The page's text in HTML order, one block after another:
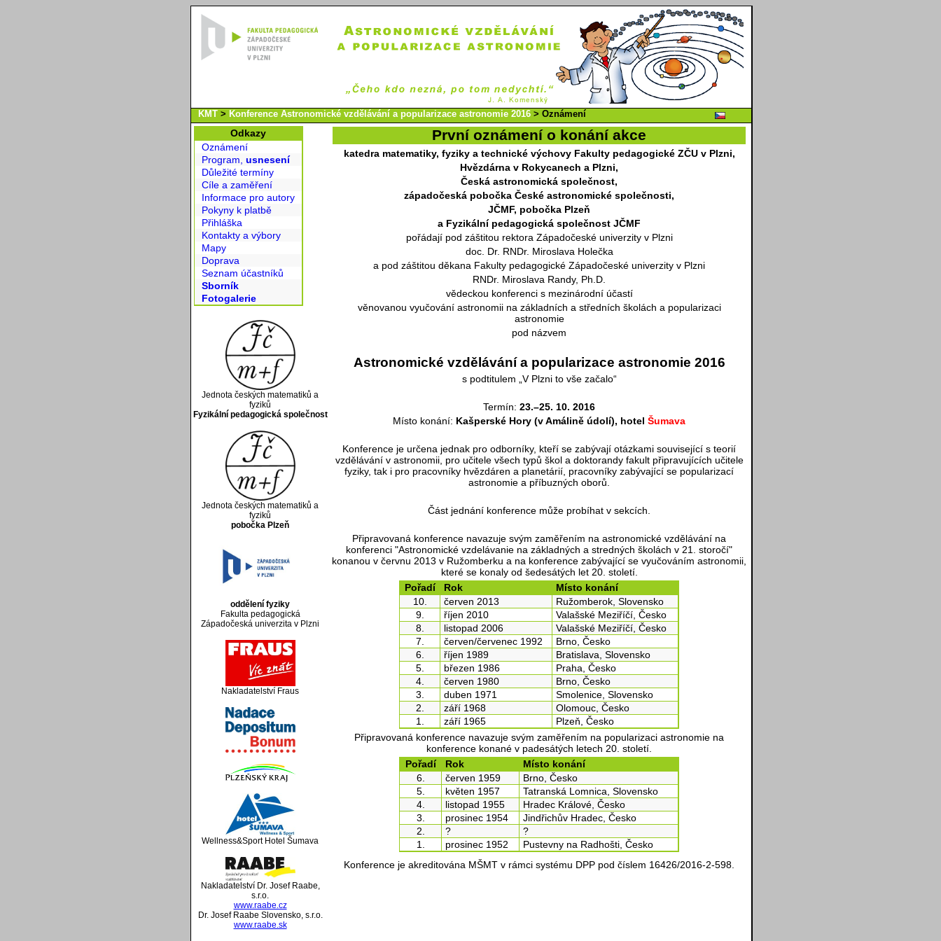
KMT > Konference Astronomické vzdělávání a popularizace astronomie 2016 > Oznámení
Odkazy
Oznámení
Program, usnesení
Důležité termíny
Cíle a zaměření
Informace pro autory
Pokyny k platbě
Přihláška
Kontakty a výbory
Mapy
Doprava
Seznam účastníků
Sborník
Fotogalerie
Jednota českých matematiků a
fyziků
Fyzikální pedagogická společnost
Jednota českých matematiků a
fyziků
pobočka Plzeň
oddělení fyziky
Fakulta pedagogická
Západočeská univerzita v Plzni
Nakladatelství Fraus
Wellness&Sport Hotel Šumava
Nakladatelství Dr. Josef Raabe,
s.r.o.
www.raabe.cz
Dr. Josef Raabe Slovensko, s.r.o.
www.raabe.sk
První oznámení o konání akce
katedra matematiky, fyziky a technické výchovy Fakulty pedagogické ZČU v Plzni,
Hvězdárna v Rokycanech a Plzni,
Česká astronomická společnost,
západočeská pobočka České astronomické společnosti,
JČMF, pobočka Plzeň
a Fyzikální pedagogická společnost JČMF
pořádají pod záštitou rektora Západočeské univerzity v Plzni
doc. Dr. RNDr. Miroslava Holečka
a pod záštitou děkana Fakulty pedagogické Západočeské univerzity v Plzni
RNDr. Miroslava Randy, Ph.D.
vědeckou konferenci s mezinárodní účastí
věnovanou vyučování astronomii na základních a středních školách a popularizaci
astronomie
pod názvem
Astronomické vzdělávání a popularizace astronomie 2016
s podtitulem „V Plzni to vše začalo“
Termín: 23.–25. 10. 2016
Místo konání: Kašperské Hory (v Amálině údolí), hotel Šumava
Konference je určena jednak pro odborníky, kteří se zabývají otázkami související s teorií
vzdělávání v astronomii, pro učitele všech typů škol a doktorandy fakult připravujících učitele
fyziky, tak i pro pracovníky hvězdáren a planetárií, pracovníky zabývající se popularizací
astronomie a příbuzných oborů.
Část jednání konference může probíhat v sekcích.
Připravovaná konference navazuje svým zaměřením na astronomické vzdělávání na
konferenci "Astronomické vzdelávanie na základných a stredných školách v 21. storočí"
konanou v červnu 2013 v Ružomberku a na konference zabývající se vyučováním astronomii,
které se konaly od šedesátých let 20. století.
Pořadí
Rok
Místo konání
10.
červen 2013
Ružomberok, Slovensko
9.
říjen 2010
Valašské Meziříčí, Česko
8.
listopad 2006
Valašské Meziříčí, Česko
7.
červen/červenec 1992
Brno, Česko
6.
říjen 1989
Bratislava, Slovensko
5.
březen 1986
Praha, Česko
4.
červen 1980
Brno, Česko
3.
duben 1971
Smolenice, Slovensko
2.
září 1968
Olomouc, Česko
1.
září 1965
Plzeň, Česko
Připravovaná konference navazuje svým zaměřením na popularizaci astronomie na
konference konané v padesátých letech 20. století.
Pořadí
Rok
Místo konání
6.
červen 1959
Brno, Česko
5.
květen 1957
Tatranská Lomnica, Slovensko
4.
listopad 1955
Hradec Králové, Česko
3.
prosinec 1954
Jindřichův Hradec, Česko
2.
?
?
1.
prosinec 1952
Pustevny na Radhošti, Česko
Konference je akreditována MŠMT v rámci systému DPP pod číslem 16426/2016-2-598.